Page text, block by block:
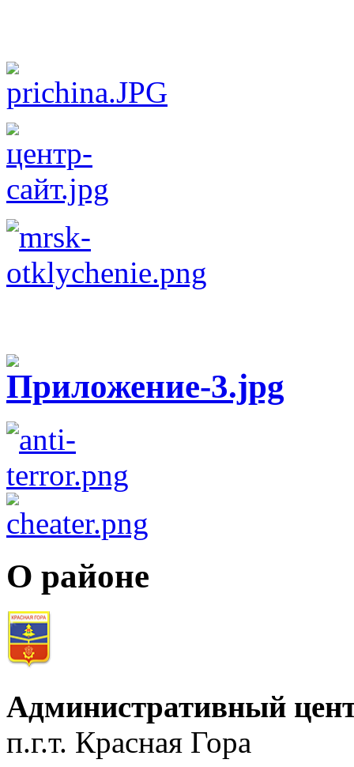
О районе
Административный
п.г.т. Красная Гора